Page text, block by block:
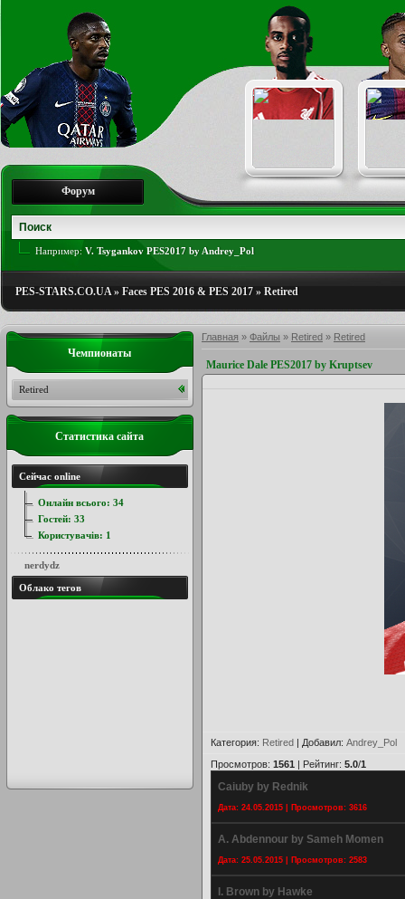
Форум
Например: V. Tsygankov PES2017 by Andrey_Pol
PES-STARS.CO.UA» Faces PES 2016 & PES 2017 » Retired
Главная » Файлы » Retired » Retired
Maurice Dale PES2017 by Kruptsev
Категория: Retired | Добавил: Andrey_Pol
Просмотров: 1561 | Рейтинг: 5.0/1
Caiuby by Rednik
Дата: 24.05.2015 | Просмотров: 3616
A. Abdennour by Sameh Momen
Дата: 25.05.2015 | Просмотров: 2583
I. Brown by Hawke
Чемпионаты
Retired
Статистика сайта
Сейчас online
Онлайн всього: 34
Гостей: 33
Користувачів: 1
nerdydz
Облако тегов